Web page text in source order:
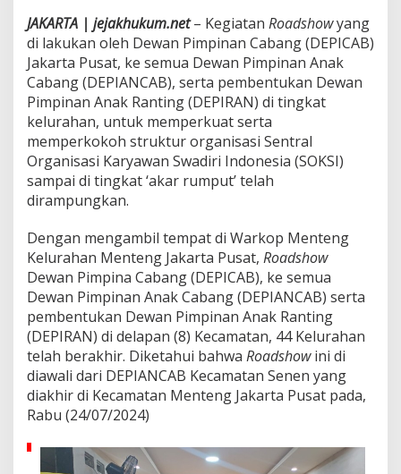
P
e
b
e
n
t
u
k
a
n
P
I
R
A
N
T
e
l
a
h
R
a
m
u
JAKARTA | jejakhukum.net– Kegiatan Roadshowyang
di lakukan oleh Dewan Pimpinan Cabang (DEPICAB)
Jakarta Pusat, ke semua Dewan Pimpinan Anak
Cabang (DEPIANCAB), serta pembentukan Dewan
Pimpinan Anak Ranting (DEPIRAN) di tingkat
kelurahan, untuk memperkuat serta
memperkokoh struktur organisasi Sentral
Organisasi Karyawan Swadiri Indonesia (SOKSI)
sampai di tingkat ‘akar rumput’ telah
dirampungkan.
Dengan mengambil tempat di Warkop Menteng
Kelurahan Menteng Jakarta Pusat, Roadshow
Dewan Pimpina Cabang (DEPICAB), ke semua
Dewan Pimpinan Anak Cabang (DEPIANCAB) serta
pembentukan Dewan Pimpinan Anak Ranting
(DEPIRAN) di delapan (8) Kecamatan, 44 Kelurahan
telah berakhir. Diketahui bahwa Roadshowini di
diawali dari DEPIANCAB Kecamatan Senen yang
diakhir di Kecamatan Menteng Jakarta Pusat pada,
Rabu (24/07/2024)